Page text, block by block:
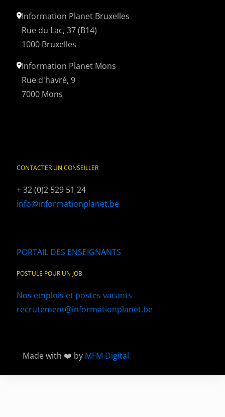
Information Planet Bruxelles
Rue du Lac, 37 (B14)
1000 Bruxelles
Information Planet Mons
Rue d'havré, 9
7000 Mons
CONTACTER UN CONSEILLER
+ 32 (0)2 529 51 24
info@informationplanet.be
PORTAIL DES ENSEIGNANTS
POSTULE POUR UN JOB
Nos emplois et postes vacants
recrutement@informationplanet.be
Made with ❤️ by MFM Digital